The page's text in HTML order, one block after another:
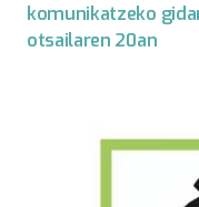
komunikatzeko
otsailaren 20an